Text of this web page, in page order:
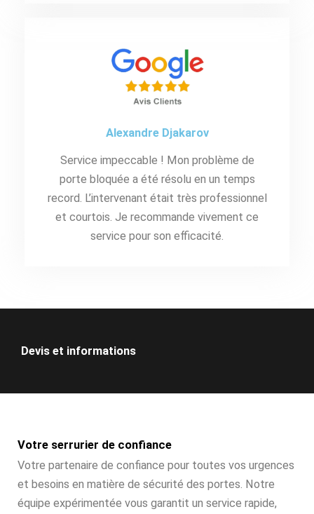
Alexandre Djakarov
Service impeccable ! Mon problème de
porte bloquée a été résolu en un temps
record. L’intervenant était très professionnel
et courtois. Je recommande vivement ce
service pour son efficacité.
Devis et informations
Votre serrurier de confiance
Votre partenaire de confiance pour toutes vos urgences
et besoins en matière de sécurité des portes. Notre
équipe expérimentée vous garantit un service rapide,